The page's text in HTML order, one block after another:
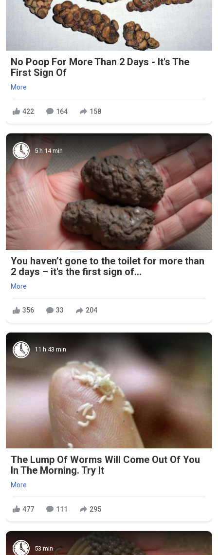
No Poop For More Than 2 Days - It's The
First Sign Of
More
422 164 158
5 h 14 min
You haven’t gone to the toilet for more than
2 days – it's the first sign of...
More
356 33 204
11 h 43 min
The Lump Of Worms Will Come Out Of You
In The Morning. Try It
More
477 111 295
53 min